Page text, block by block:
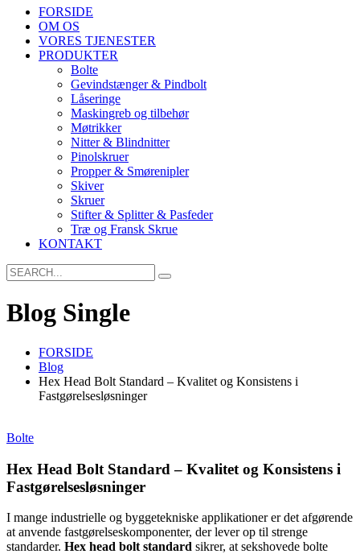
FORSIDE
OM OS
VORES TJENESTER
PRODUKTER
Bolte
Gevindstænger & Pindbolt
Låseringe
Maskingreb og tilbehør
Møtrikker
Nitter & Blindnitter
Pinolskruer
Propper & Smørenipler
Skiver
Skruer
Stifter & Splitter & Pasfeder
Træ og Fransk Skrue
KONTAKT
Search
for:
Blog Single
FORSIDE
Blog
Hex Head Bolt Standard – Kvalitet og Konsistens i
Fastgørelsesløsninger
Bolte
Hex Head Bolt Standard – Kvalitet og Konsistens i
Fastgørelsesløsninger
I mange industrielle og byggetekniske applikationer er det afgørende
at anvende fastgørelseskomponenter, der lever op til strenge
standarder. Hex head bolt standard sikrer, at sekshovede bolte